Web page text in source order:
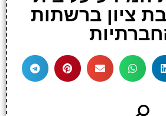
ציון ברשתות